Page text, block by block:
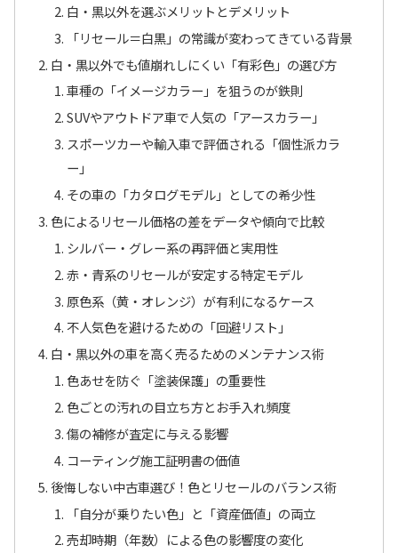
白・黒以外を選ぶメリットとデメリット
「リセール＝白黒」の常識が変わってきている背景
白・黒以外でも値崩れしにくい「有彩色」の選び方
車種の「イメージカラー」を狙うのが鉄則
SUVやアウトドア車で人気の「アースカラー」
スポーツカーや輸入車で評価される「個性派カラ
ー」
その車の「カタログモデル」としての希少性
色によるリセール価格の差をデータや傾向で比較
シルバー・グレー系の再評価と実用性
赤・青系のリセールが安定する特定モデル
原色系（黄・オレンジ）が有利になるケース
不人気色を避けるための「回避リスト」
白・黒以外の車を高く売るためのメンテナンス術
色あせを防ぐ「塗装保護」の重要性
色ごとの汚れの目立ち方とお手入れ頻度
傷の補修が査定に与える影響
コーティング施工証明書の価値
後悔しない中古車選び！色とリセールのバランス術
「自分が乗りたい色」と「資産価値」の両立
売却時期（年数）による色の影響度の変化